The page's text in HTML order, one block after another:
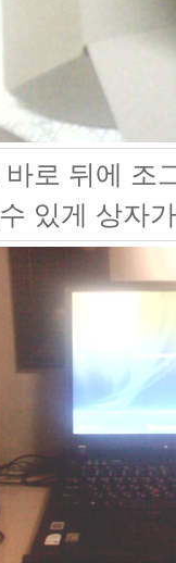
로 뒤에 조
있게 상자